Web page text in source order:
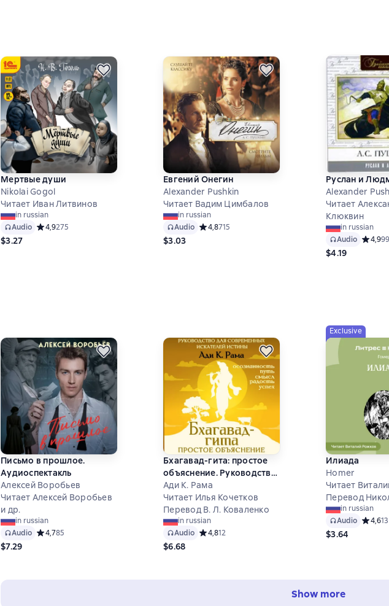
Мертвые души
Nikolai Gogol
Читает Иван Литвинов
in russian
Audio Средний рейтинг 4,9 на основе 275 оценок
4,9275
$3.27
Евгений Онегин
Alexander Pushkin
Читает Вадим Цимбалов
in russian
Audio Средний рейтинг 4,8 на основе 715 оценок
4,8715
$3.03
Руслан и
Alexander
Читает
Клюквин
in russian
Audio
4,9
$4.19
Письмо в прошлое.
Аудиоспектакль
Алексей Воробьев
Читает Алексей Воробьев
и др.
in russian
Audio Средний рейтинг 4,7 на основе 85 оценок
4,785
$7.29
Бхагавад-гита: простое
объяснение. Руководство
для современных
искателей истины
Ади К. Рама
Читает Илья Кочетков
Перевод В. Л. Коваленко
in russian
Audio Средний рейтинг 4,8 на основе 12 оценок
4,812
$6.68
Exclusive
Илиада
Homer
Читает
Перевод
in russian
Audio
4,613
$3.64
Show more